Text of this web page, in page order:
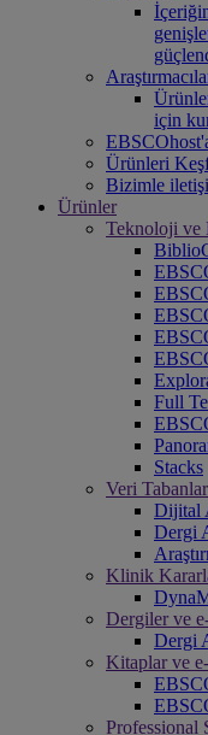
için
Ürünleri
Bizimle
Ürünler
Teknoloji ve
Full
Stacks
Veri
Dijital
Dergi
Klinik
Dergiler ve
Dergi
Kitaplar ve
Professional